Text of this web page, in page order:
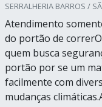
SERRALHERIA BARROS /
Atendimento
do portão de
quem busca
portão por se um
facilmente com
mudanças